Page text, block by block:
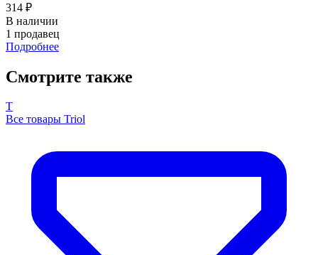
314 ₽
В наличии
1 продавец
Подробнее
Смотрите также
T
Все товары Triol